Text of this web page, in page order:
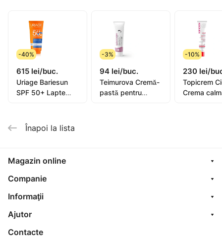
Importator: "Rihpangalfarma" SRL, str. N.Milescu
Spătarul,36. mun Chișinău Tel:373 22 606 127.
-40%
615 lei/buc.
Uriage Bariesun
SPF 50+ Lapte
-3%
94 lei/buc.
Teimurova Cremă-
pastă pentru
-10%
230 lei/
Topicrem
Crema
Înapoi la lista
Magazin online
Companie
Informaţii
Ajutor
Contacte